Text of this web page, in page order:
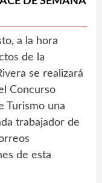
a la hora
de la
se realizará
Concurso
Turismo una
trabajador de
de esta